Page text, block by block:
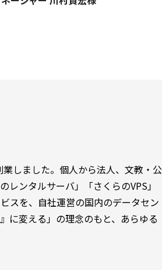
しました。個人から法人、文教・公
ンタルサーバ」「さくらのVPS」
スを、自社運営の国内のデータセン
に変える」の理念のもと、あらゆる